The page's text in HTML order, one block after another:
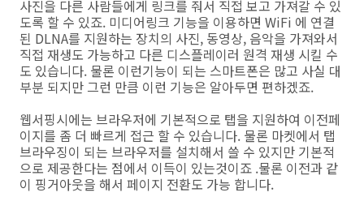
사진을 다른 사람들에게 링크를 줘서 직접 보고 가져갈 수 있
도록 할 수 있죠. 미디어링크 기능을 이용하면 WiFi 에 연결
된 DLNA를 지원하는 장치의 사진, 동영상, 음악을 가져와서
직접 재생도 가능하고 다른 디스플레이러 원격 재생 시킬 수
도 있습니다. 물론 이런기능이 되는 스마트폰은 많고 사실 대
부분 되지만 그런 만큼 이런 기능은 알아두면 편하겠죠.
웹서핑시에는 브라우저에 기본적으로 탭을 지원하여 이전페
이지를 좀 더 빠르게 접근 할 수 있습니다. 물론 마켓에서 탭
브라우징이 되는 브라우저를 설치해서 쓸 수 있지만 기본적
으로 제공한다는 점에서 이득이 있는것이죠 .물론 이전과 같
이 핑거아웃을 해서 페이지 전환도 가능 합니다.